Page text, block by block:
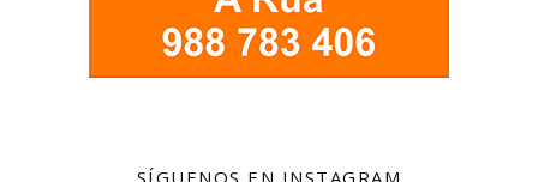
SÍGUENOS EN INSTAGRAM